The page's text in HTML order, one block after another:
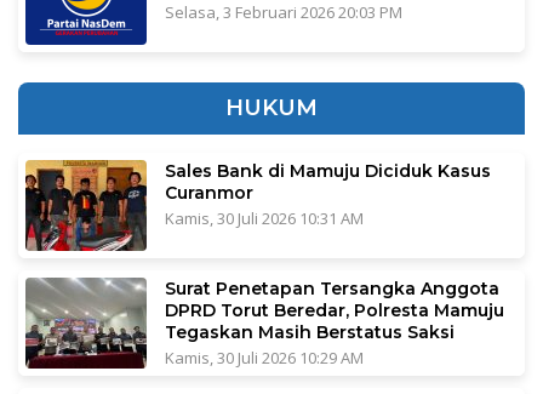
Selasa, 3 Februari 2026 20:03 PM
HUKUM
Sales Bank di Mamuju Diciduk Kasus
Curanmor
Kamis, 30 Juli 2026 10:31 AM
Surat Penetapan Tersangka Anggota
DPRD Torut Beredar, Polresta Mamuju
Tegaskan Masih Berstatus Saksi
Kamis, 30 Juli 2026 10:29 AM